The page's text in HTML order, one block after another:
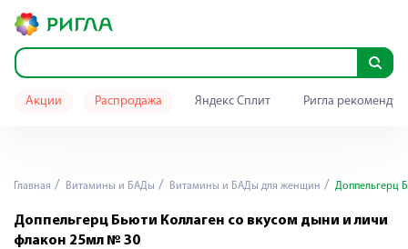
Акции Распродажа Яндекс Сплит Ригла
Главная Витамины и БАДы Витамины и БАДы для женщин Доппельгерц
Доппельгерц Бьюти Коллаген со вкусом дыни и личи
флакон 25мл № 30